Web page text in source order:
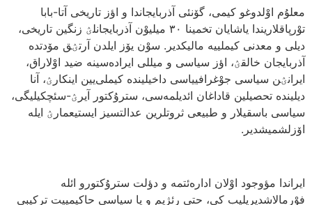
معلۇم اوْلدوغو کیمی، گۆنئی آذربایجاندا و اؤز تاریخی آتا-بابا
توْرپاقلاریندا یاشایان تخمینا ۳۰ میلیوْن آذربایجانلؽ زنگین تاریخی،
دیلی و معدنی کیملییه مالیکدیر. سوْن یۆز ایلدن آرتؽق مۆدتده
آذربایجان خالقؽ، اؤز سیاسی و میللی ایراده‌سینه ضید اوْلاراق،
ایرانؽن سیاسی جوْغرافییاسی داخیلینده کیملی‌یین اینکارؽ، آنا
دیلینده تحصیلین قاداغان ائدیلمه‌سی، سترۇکتور آیرؽ-سئچکیلیگی،
سیاسی باسقیلار و طبیعی ثروتلرین عدالتسیز ایستیعمارؽ ایله
اۆزلشمیشدیر.
ایراندا مؤوجود اوْلان اداره‌ئتمه و دؤلت سترۇکتورو ائله
فوْرمالاشدیریلیب کی، حتی رئژیم و یا سیاسی حاکیمییت ترکیبی